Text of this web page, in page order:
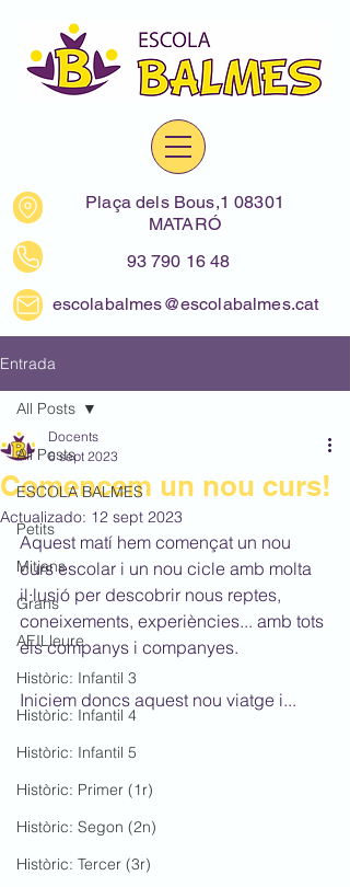
Plaça dels Bous,1 08301
MATARÓ
93 790 16 48
escolabalmes@escolabalmes.cat
Entrada
All Posts
ESCOLA BALMES
Petits
Mitjans
Grans
AEILleure
Històric: Infantil 3
Històric: Infantil 4
Històric: Infantil 5
Històric: Primer (1r)
Històric: Segon (2n)
Històric: Tercer (3r)
All Posts
Comencem un nou curs!
Docents
6 sept 2023
Actualizado: 12 sept 2023
Aquest matí hem començat un nou
curs escolar i un nou cicle amb molta
il·lusió per descobrir nous reptes,
coneixements, experiències... amb tots
els companys i companyes.
Iniciem doncs aquest nou viatge i...